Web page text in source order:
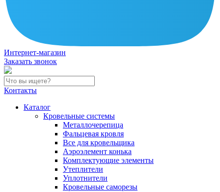
Интернет-магазин
Заказать звонок
Контакты
Каталог
Кровельные системы
Металлочерепица
Фальцевая кровля
Все для кровельщика
Аэроэлемент конька
Комплектующие элементы
Утеплители
Уплотнители
Кровельные саморезы